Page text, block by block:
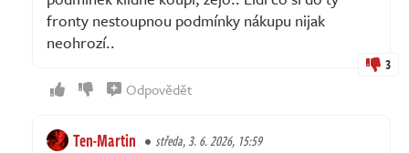
fronty nestoupnou podmínky nákupu nijak
neohrozí..
3
Odpovědět
Ten-Martin středa, 3. 6. 2026, 15:59